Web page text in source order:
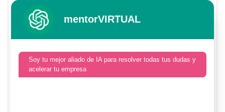
mentorVIRTUAL
Soy tu mejor aliado de IA para resolver todas tus dudas y
acelerar tu empresa